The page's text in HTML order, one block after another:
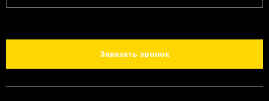
Заказать звонок